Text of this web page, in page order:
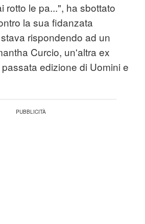
rotto le pa...", ha sbottato
la sua fidanzata
rispondendo ad un
Curcio, un'altra ex
edizione di Uomini e